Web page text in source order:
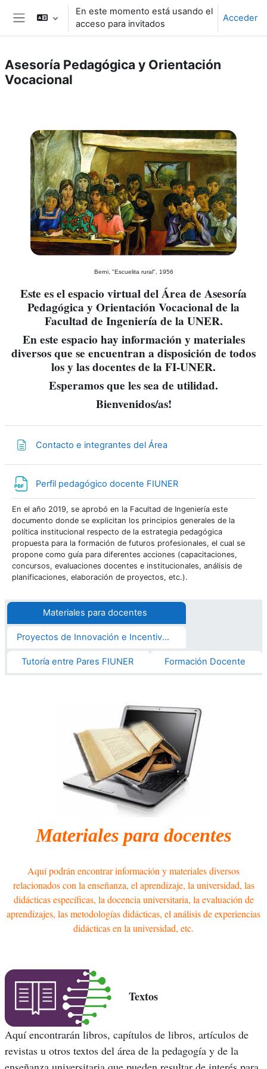
Salta al contenido principal
Panel lateral
En este momento está usando el
acceso para invitados
Acceder
Asesoría Pedagógica y Orientación
Vocacional
Berni, "Escuelita rural", 1956
Este es el espacio virtual del Área de Asesoría
Pedagógica y Orientación Vocacional de la
Facultad de Ingeniería de la UNER.
En este espacio hay información y materiales
diversos que se encuentran a disposición de todos
los y las docentes de la FI-UNER.
Esperamos que les sea de utilidad.
Bienvenidos/as!
Contacto e integrantes del ÁreaPágina
Perfil pedagógico docente FIUNER
En el año 2019, se aprobó en la Facultad de Ingeniería este
documento donde se explicitan los principios generales de la
política institucional respecto de la estrategia pedagógica
propuesta para la formación de futuros profesionales, el cual se
propone como guía para diferentes acciones (capacitaciones,
concursos, evaluaciones docentes e institucionales, análisis de
planificaciones, elaboración de proyectos, etc.).
Materiales para docentes
Proyectos de Innovación e Incentivo a la Docencia
Tutoría entre Pares FIUNER Formación Docente
Materiales para docentes
Aquí podrán encontrar información y materiales diversos
relacionados con la enseñanza, el aprendizaje, la universidad, las
didácticas específicas, la docencia universitaria, la evaluación de
aprendizajes, las metodologías didácticas, el análisis de experiencias
didácticas en la universidad, etc.
Textos
Aquí encontrarán libros, capítulos de libros, artículos de
revistas u otros textos del área de la pedagogía y de la